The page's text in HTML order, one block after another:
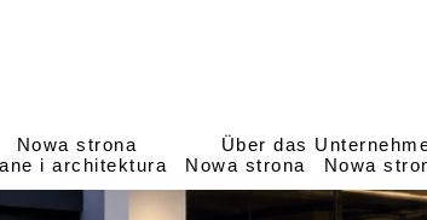
Nowa strona
Über das
i architektura
Nowa strona Nowa